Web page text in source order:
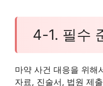
4-1. 필수
마약 사건 대응을 위해
자료, 진술서, 법원 제